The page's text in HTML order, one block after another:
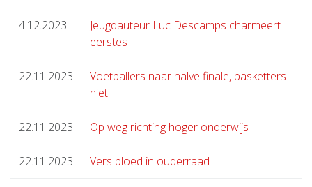
4.12.2023
Jeugdauteur Luc Descamps charmeert
eerstes
22.11.2023
Voetballers naar halve finale, basketters
niet
22.11.2023 Op weg richting hoger onderwijs
22.11.2023 Vers bloed in ouderraad